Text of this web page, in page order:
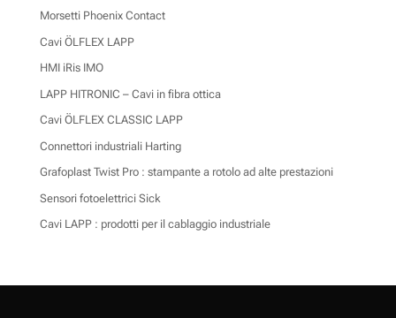
Morsetti Phoenix Contact
Cavi ÖLFLEX LAPP
HMI iRis IMO
LAPP HITRONIC – Cavi in fibra ottica
Cavi ÖLFLEX CLASSIC LAPP
Connettori industriali Harting
Grafoplast Twist Pro : stampante a rotolo ad alte prestazioni
Sensori fotoelettrici Sick
Cavi LAPP : prodotti per il cablaggio industriale